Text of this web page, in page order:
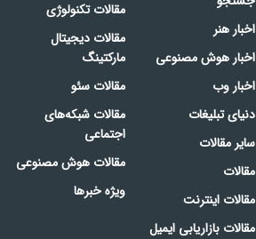
اخبار هنر
اخبار هوش مصنوعی
اخبار وب
دنیای تبلیغات
سایر مقالات
مقالات
مقالات اینترنت
مقالات بازاریابی ایمیل
مقالات تکنولوژی
مقالات دیجیتال
مارکتینگ
مقالات سئو
مقالات شبکه‌های
اجتماعی
مقالات هوش مصنوعی
ویژه خبرها